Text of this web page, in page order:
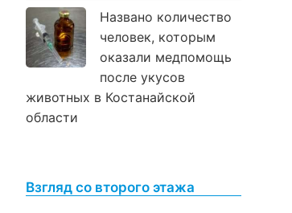
Названо количество
человек, которым
оказали медпомощь
после укусов
животных в Костанайской
области
Взгляд со второго этажа